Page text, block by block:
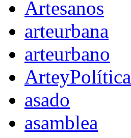
Artesanos
arteurbana
arteurbano
ArteyPolítica
asado
asamblea